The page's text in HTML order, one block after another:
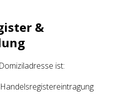
&
ist: